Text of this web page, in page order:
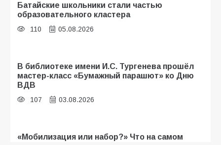
Батайские школьники стали частью
образовательного кластера
110 05.08.2026
В библиотеке имени И.С. Тургенева прошёл
мастер-класс «Бумажный парашют» ко Дню
ВДВ
107 03.08.2026
«Мобилизация или набор?» Что на самом